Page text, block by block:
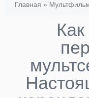
Главная »